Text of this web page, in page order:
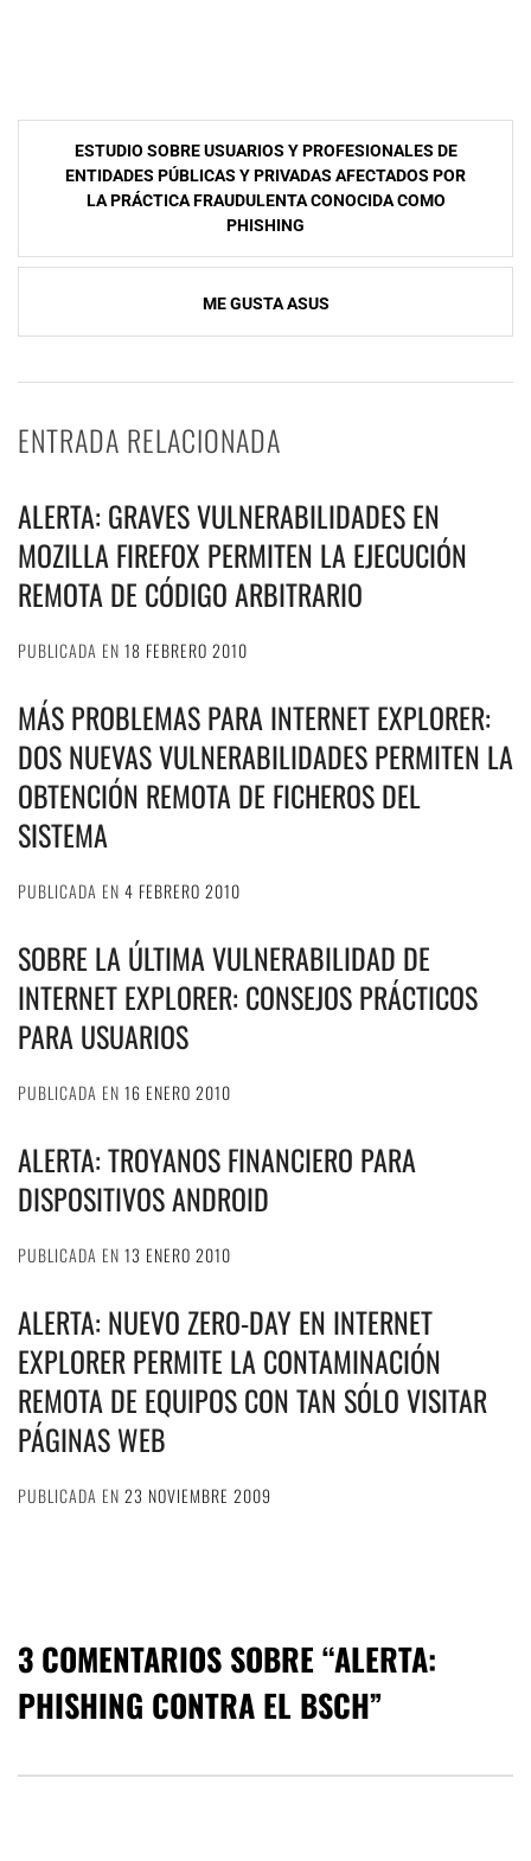
NavegaciÃ³n
ESTUDIO SOBRE USUARIOS Y PROFESIONALES DE
ENTIDADES PÚBLICAS Y PRIVADAS AFECTADOS POR
LA PRÁCTICA FRAUDULENTA CONOCIDA COMO
PHISHING
ME GUSTA ASUS
ENTRADA RELACIONADA
ALERTA: GRAVES VULNERABILIDADES EN
MOZILLA FIREFOX PERMITEN LA EJECUCIÓN
REMOTA DE CÓDIGO ARBITRARIO
PUBLICADA EN 18 FEBRERO 2010
MÁS PROBLEMAS PARA INTERNET EXPLORER:
DOS NUEVAS VULNERABILIDADES PERMITEN LA
OBTENCIÓN REMOTA DE FICHEROS DEL
SISTEMA
PUBLICADA EN 4 FEBRERO 2010
SOBRE LA ÚLTIMA VULNERABILIDAD DE
INTERNET EXPLORER: CONSEJOS PRÁCTICOS
PARA USUARIOS
PUBLICADA EN 16 ENERO 2010
ALERTA: TROYANOS FINANCIERO PARA
DISPOSITIVOS ANDROID
PUBLICADA EN 13 ENERO 2010
ALERTA: NUEVO ZERO-DAY EN INTERNET
EXPLORER PERMITE LA CONTAMINACIÓN
REMOTA DE EQUIPOS CON TAN SÓLO VISITAR
PÁGINAS WEB
PUBLICADA EN 23 NOVIEMBRE 2009
3 COMENTARIOS SOBRE “ALERTA:
PHISHING CONTRA EL BSCH”